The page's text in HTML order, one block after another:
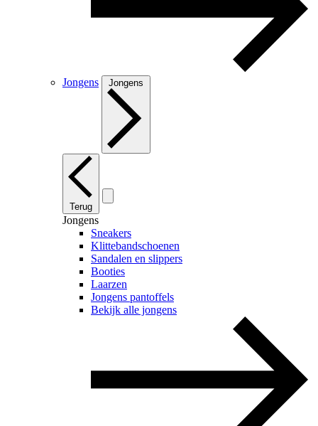
Jongens Jongens
Terug
Jongens
Sneakers
Klittebandschoenen
Sandalen en slippers
Booties
Laarzen
Jongens pantoffels
Bekijk alle jongens